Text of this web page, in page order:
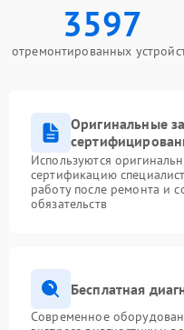
3597
отремонтированных
Оригинальные
Используются
сертификацию
работу после ремонта и
обязательств
Бесплатная
Современное